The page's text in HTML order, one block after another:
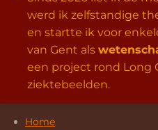
werd ik zelfstandige
en startte ik voor
van Gent als
een project rond Long
ziektebeelden.
Home